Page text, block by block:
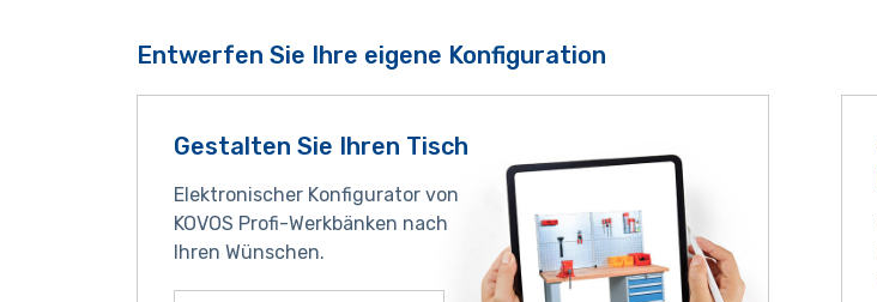
Entwerfen Sie Ihre eigene Konfiguration
Gestalten Sie Ihren Tisch
Elektronischer Konfigurator von
KOVOS Profi-Werkbänken nach
Ihren Wünschen.